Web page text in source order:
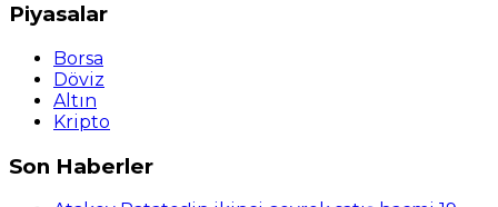
Piyasalar
Borsa
Döviz
Altın
Kripto
Son Haberler